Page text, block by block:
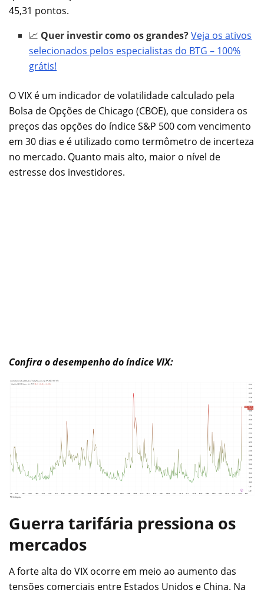
45,31 pontos.
📈 Quer investir como os grandes?Veja os ativos
selecionados pelos especialistas do BTG – 100%
grátis!
O VIX é um indicador de volatilidade calculado pela
Bolsa de Opções de Chicago (CBOE), que considera os
preços das opções do índice S&P 500 com vencimento
em 30 dias e é utilizado como termômetro de incerteza
no mercado. Quanto mais alto, maior o nível de
estresse dos investidores.
Confira o desempenho do índice VIX:
Guerra tarifária pressiona os
mercados
A forte alta do VIX ocorre em meio ao aumento das
tensões comerciais entre Estados Unidos e China. Na